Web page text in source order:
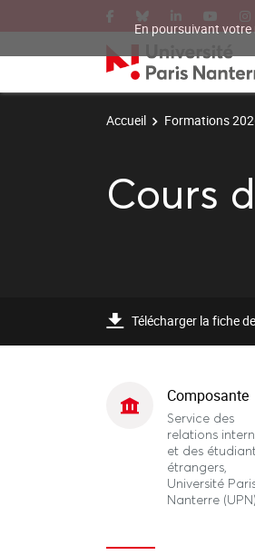
En poursuivant votre
Accueil Formations
Cours
Télécharger la fiche
Composante
Service des
relations
et des
étrangers,
Université
Nanterre (UPN)